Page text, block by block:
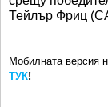
Тейлър Фриц
Мобилната версия
ТУК!